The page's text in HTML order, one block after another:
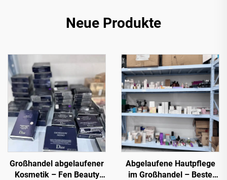
Neue Produkte
Großhandel abgelaufener
Kosmetik – Fen Beauty
Abgelaufene Hautpflege
im Großhandel – Beste